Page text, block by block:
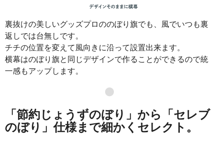
裏抜けの美しいグッズプロののぼり旗でも、風でいつも裏
返しでは台無しです。
チチの位置を変えて風向きに沿って設置出来ます。
横幕はのぼり旗と同じデザインで作ることができるので統
一感もアップします。
●
「節約じょうずのぼり」から「セレブ
のぼり」仕様まで細かくセレクト。